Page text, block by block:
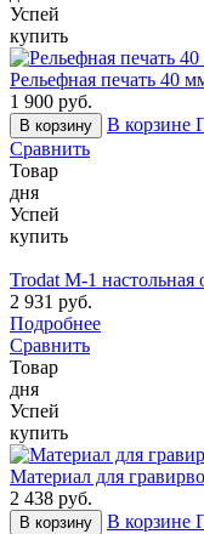
Успей
купить
Рельефная печать 40
1 900 руб.
В корзину В корзине
Сравнить
Товар
дня
Успей
купить
Trodat М-1 настольная
2 931 руб.
Подробнее
Сравнить
Товар
дня
Успей
купить
Материал для
2 438 руб.
В корзину В корзине